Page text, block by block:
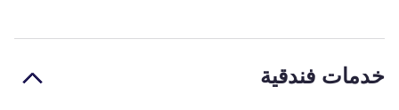
خدمات فندقية